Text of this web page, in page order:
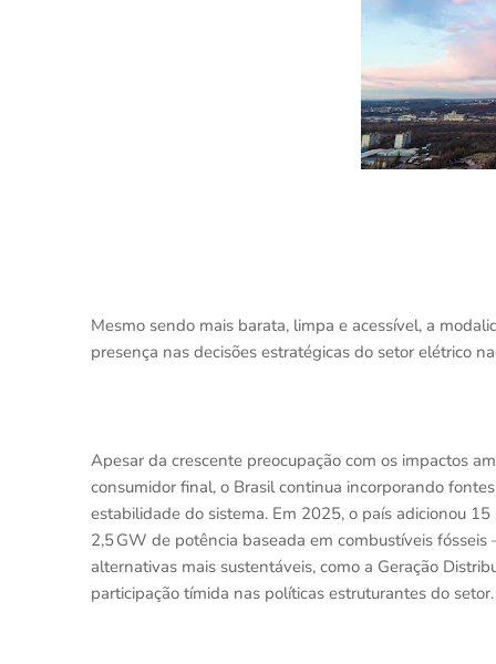
Mesmo sendo mais barata, limpa e acessível, a
presença nas decisões estratégicas do setor elétrico
Apesar da crescente preocupação com os impactos
consumidor final, o Brasil continua incorporando
estabilidade do sistema. Em 2025, o país adicionou
2,5 GW de potência baseada em combustíveis
alternativas mais sustentáveis, como a Geração
participação tímida nas políticas estruturantes do setor.